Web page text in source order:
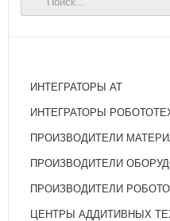
ИНТЕГРАТОРЫ АТ
ИНТЕГРАТОРЫ
ПРОИЗВОДИТЕЛИ
ПРОИЗВОДИТЕЛИ
ПРОИЗВОДИТЕЛИ
ЦЕНТРЫ АДДИТИВНЫХ